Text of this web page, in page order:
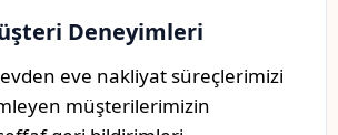
Deneyimleri
eve nakliyat süreçlerimizi
müşterilerimizin